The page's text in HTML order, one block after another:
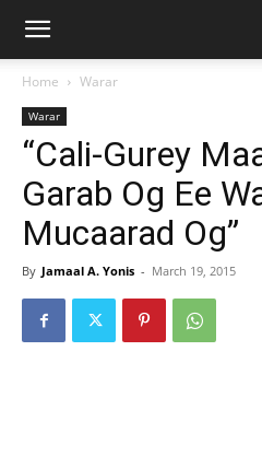
Home Warar
Warar
“Cali-Gurey
Garab Og Ee
Mucaarad Og”
By Jamaal A. Yonis - March 19, 2015